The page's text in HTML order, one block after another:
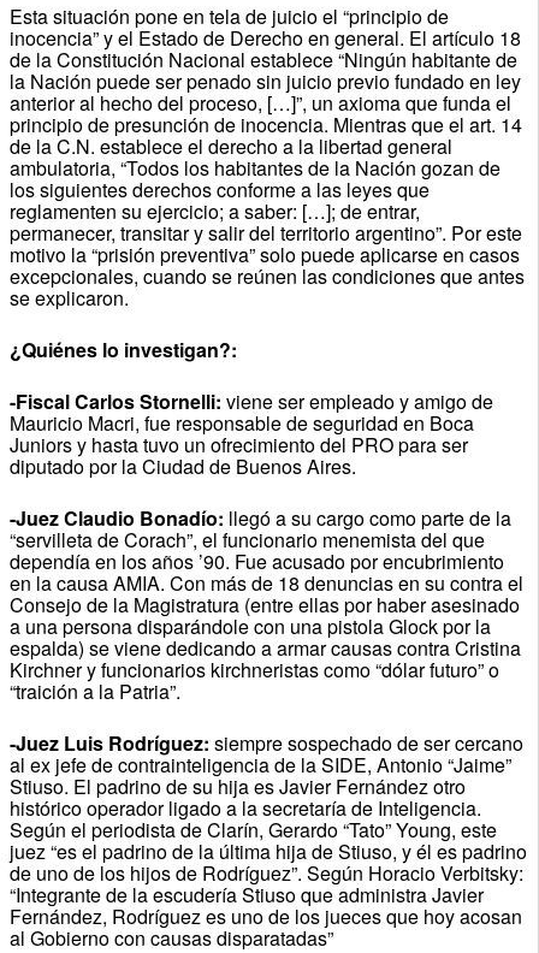
Esta situación pone en tela de juicio el “principio de
inocencia” y el Estado de Derecho en general. El artículo 18
de la Constitución Nacional establece “Ningún habitante de
la Nación puede ser penado sin juicio previo fundado en ley
anterior al hecho del proceso, […]”, un axioma que funda el
principio de presunción de inocencia. Mientras que el art. 14
de la C.N. establece el derecho a la libertad general
ambulatoria, “Todos los habitantes de la Nación gozan de
los siguientes derechos conforme a las leyes que
reglamenten su ejercicio; a saber: […]; de entrar,
permanecer, transitar y salir del territorio argentino”. Por este
motivo la “prisión preventiva” solo puede aplicarse en casos
excepcionales, cuando se reúnen las condiciones que antes
se explicaron.
¿Quiénes lo investigan?:
-Fiscal Carlos Stornelli: viene ser empleado y amigo de
Mauricio Macri, fue responsable de seguridad en Boca
Juniors y hasta tuvo un ofrecimiento del PRO para ser
diputado por la Ciudad de Buenos Aires.
-Juez Claudio Bonadío: llegó a su cargo como parte de la
“servilleta de Corach”, el funcionario menemista del que
dependía en los años ’90. Fue acusado por encubrimiento
en la causa AMIA. Con más de 18 denuncias en su contra el
Consejo de la Magistratura (entre ellas por haber asesinado
a una persona disparándole con una pistola Glock por la
espalda) se viene dedicando a armar causas contra Cristina
Kirchner y funcionarios kirchneristas como “dólar futuro” o
“traición a la Patria”.
-Juez Luis Rodríguez: siempre sospechado de ser cercano
al ex jefe de contrainteligencia de la SIDE, Antonio “Jaime”
Stiuso. El padrino de su hija es Javier Fernández otro
histórico operador ligado a la secretaría de Inteligencia.
Según el periodista de Clarín, Gerardo “Tato” Young, este
juez “es el padrino de la última hija de Stiuso, y él es padrino
de uno de los hijos de Rodríguez”. Según Horacio Verbitsky:
“Integrante de la escudería Stiuso que administra Javier
Fernández, Rodríguez es uno de los jueces que hoy acosan
al Gobierno con causas disparatadas”